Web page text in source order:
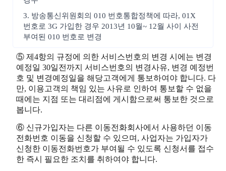
3. 방송통신위원회의 010 번호통합정책에 따라, 01X
번호로 3G 가입한 경우 2013년 10월~ 12월 사이 사전
부여된 010 번호로 변경
⑤ 제4항의 규정에 의한 서비스번호의 변경 시에는 변경
예정일 30일전까지 서비스번호의 변경사유, 변경 예정번
호 및 변경예정일을 해당고객에게 통보하여야 합니다. 다
만, 이용고객의 책임 있는 사유로 인하여 통보할 수 없을
때에는 지점 또는 대리점에 게시함으로써 통보한 것으로
봅니다.
⑥ 신규가입자는 다른 이동전화회사에서 사용하던 이동
전화번호 이동을 신청할 수 있으며, 사업자는 가입자가
신청한 이동전화번호가 부여될 수 있도록 신청서를 접수
한 즉시 필요한 조치를 취하여야 합니다.